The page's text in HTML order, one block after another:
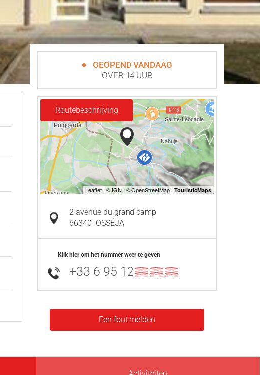
GEOPEND VANDAAG
OVER 14 UUR
Routebeschrijving
2 avenue du grand camp
66340 OSSÉJA
Klik hier om het nummer weer te geven
+33 6 95 12▒▒ ▒▒ ▒▒
Een fout melden